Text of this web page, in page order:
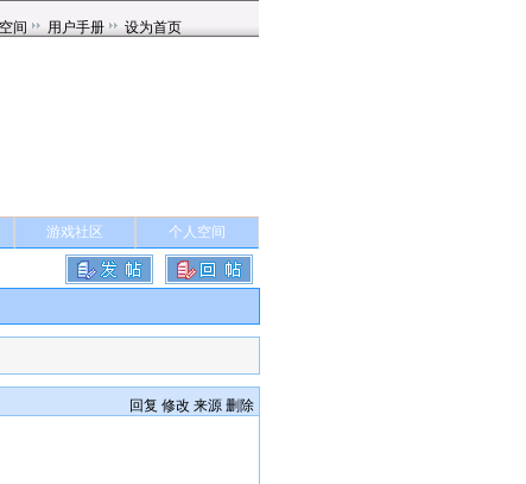
游戏社区 个人空间
回复 修改 来源 删除